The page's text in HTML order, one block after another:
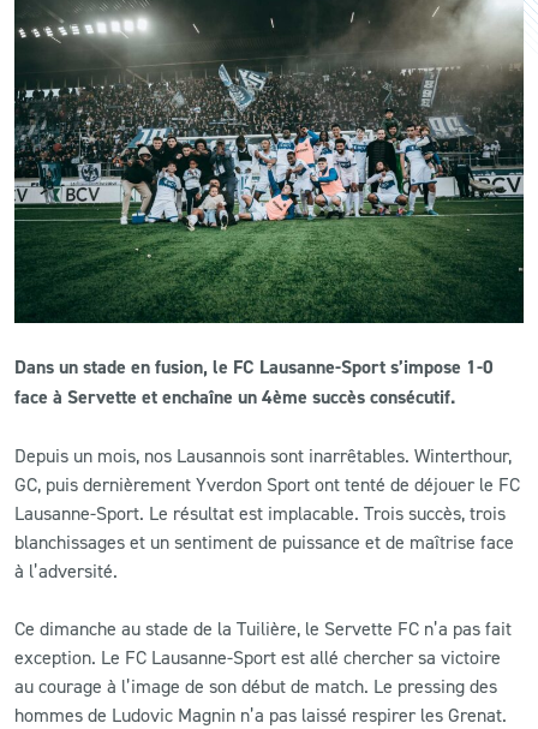
BUSINESS
RESTAURATION
CLUB
CONTACT
ACTUALITÉS
MATCH DES CELEBRITES
PRESSE ET MEDIAS
Dans un stade en fusion, le FC Lausanne-Sport s’impose 1-0
face à Servette etenchaîne un 4ème succès consécutif.
Depuis un mois, nos Lausannois sont inarrêtables. Winterthour,
GC, puis dernièrement Yverdon Sport ont tenté de déjouer le FC
Lausanne-Sport. Le résultat est implacable. Trois succès, trois
blanchissages et un sentiment de puissance et de maîtrise face
à l’adversité.
Ce dimanche au stade de la Tuilière, le Servette FC n’a pas fait
exception. Le FC Lausanne-Sport est allé chercher sa victoire
au courage à l’image de son début de match. Le pressing des
hommes de Ludovic Magnin n’a pas laissé respirer les Grenat.